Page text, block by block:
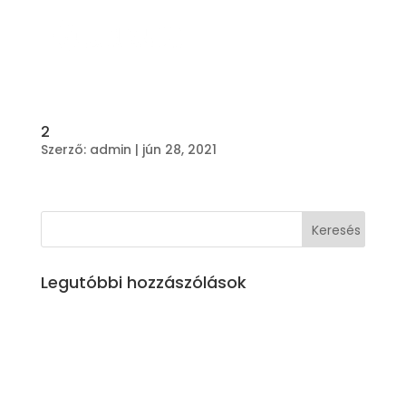
2
Szerző: admin | jún 28, 2021
Legutóbbi hozzászólások